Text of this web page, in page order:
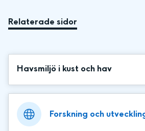
Relaterade sidor
Havsmiljö i kust och hav
Forskning och